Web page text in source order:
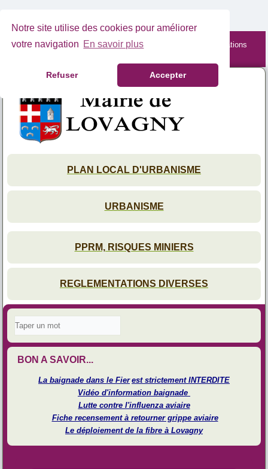
Notre site utilise des cookies pour améliorer
votre navigation En savoir plus
Refuser Accepter
Site mobile en cours de maintenance. Retrouvez les informations
PLAN LOCAL D'URBANISME
URBANISME
PPRM, RISQUES MINIERS
REGLEMENTATIONS DIVERSES
BON A SAVOIR...
La baignade dans le Fier est strictement INTERDITE
Vidéo d'information baignade
Lutte contre l'influenza aviaire
Fiche recensement à retourner grippe aviaire
Le déploiement de la fibre à Lovagny